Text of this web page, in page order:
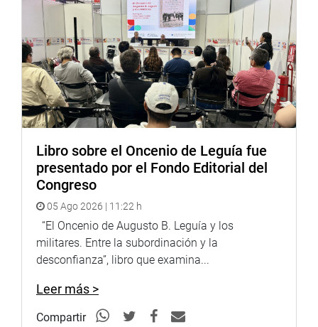
En relación al tema, Tolentino señaló que no tiene
competencia para intervenir en esas decisiones, ya que el
concesionario del Aeropuerto es una entidad privada, sin
embargo, se le hizo notar que su sector habría opinado a
favor de dichos baños donde podrían ingresar hombres y
niñas, exponiendo a estas últimas al peligro.
Así mismo se le pregunto a la titular del MIMP, si es que
en el país existe una norma que permita el aborto a
menores de edad producto de una violación, la Ministra
indico que en el país existe el aborto terapéutico y aclaró
que este asunto no estaba dentro de su competencia
directa, siendo responsabilidad del Ministerio de Salud
(MINSA) ofrecer respuestas al respecto.
Lima, 15 de marzo 2024
DESPACHO CONGRESISTA MILAGROS JAUREGUI DE
Libro sobre el Oncenio de Leguía fue
presentado por el Fondo Editorial del
Congreso
05 Ago 2026 | 11:22 h
“El Oncenio de Augusto B. Leguía y los
militares. Entre la subordinación y la
desconfianza”, libro que examina...
Leer más >
Compartir